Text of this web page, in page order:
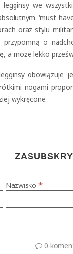
we
‘must
oraz stylu
o
a może lekko
obowiązuje
nogami
wykręcone.
Nazwisko*
0